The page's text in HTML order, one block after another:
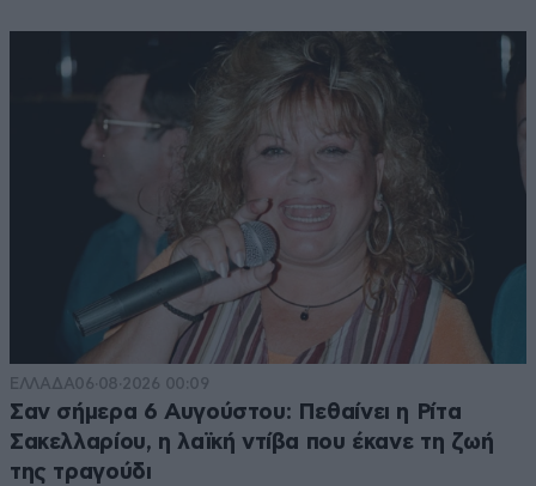
ΕΛΛΑΔΑ06·08·2026 00:09
Σαν σήμερα 6 Αυγούστου: Πεθαίνει η Ρίτα
Σακελλαρίου, η λαϊκή ντίβα που έκανε τη ζωή
της τραγούδι